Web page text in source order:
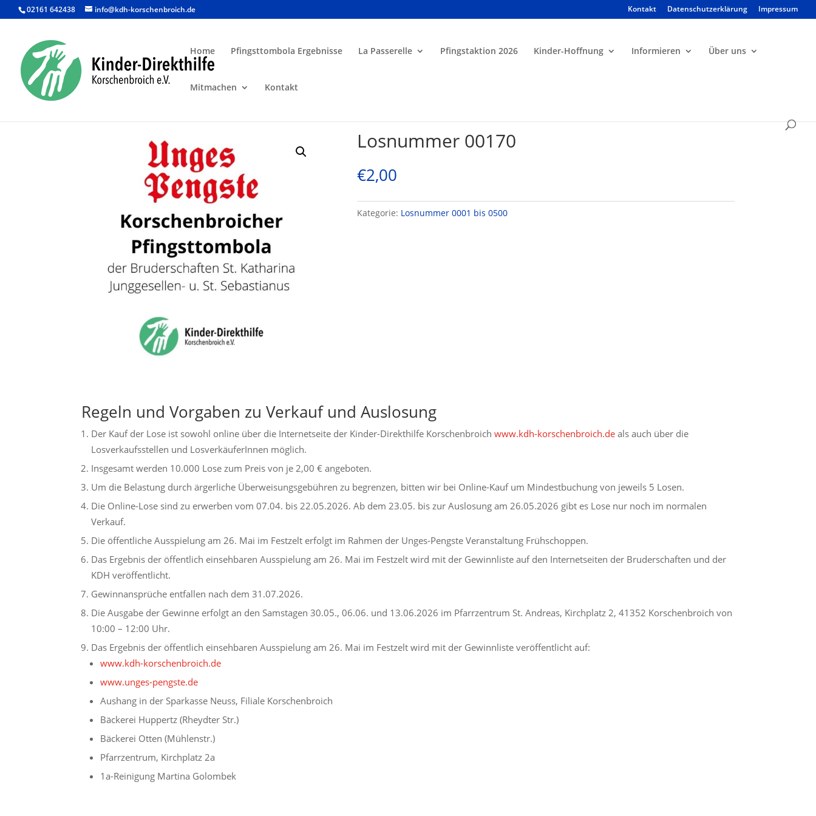
02161 642438 info@kdh-korschenbroich.de Kontakt Datenschutzerklärung Impressum
Home Pfingsttombola Ergebnisse La Passerelle Pfingstaktion 2026 Kinder-Hoffnung Informieren Über uns
Mitmachen Kontakt
Products
Losnummer 00170
€2,00
Kategorie: Losnummer 0001 bis 0500
Regeln und Vorgaben zu Verkauf und Auslosung
Der Kauf der Lose ist sowohl online über die Internetseite der Kinder-Direkthilfe Korschenbroichwww.kdh-korschenbroich.de als auch über die
Losverkaufsstellen und LosverkäuferInnen möglich.
Insgesamt werden 10.000 Lose zum Preis von je 2,00 € angeboten.
Um die Belastung durch ärgerliche Überweisungsgebühren zu begrenzen, bitten wir bei Online-Kauf um Mindestbuchung von jeweils 5 Losen.
Die Online-Lose sind zu erwerben vom 07.04. bis 22.05.2026. Ab dem 23.05. bis zur Auslosung am 26.05.2026 gibt es Lose nur noch im normalen
Verkauf.
Die öffentliche Ausspielung am 26. Mai im Festzelt erfolgt im Rahmen der Unges-Pengste Veranstaltung Frühschoppen.
Das Ergebnis der öffentlich einsehbaren Ausspielung am 26. Mai im Festzelt wird mit der Gewinnliste auf den Internetseiten der Bruderschaften und der
KDH veröffentlicht.
Gewinnansprüche entfallen nach dem 31.07.2026.
Die Ausgabe der Gewinne erfolgt an den Samstagen 30.05., 06.06. und 13.06.2026 im Pfarrzentrum St. Andreas, Kirchplatz 2, 41352 Korschenbroich von
10:00 – 12:00 Uhr.
Das Ergebnis der öffentlich einsehbaren Ausspielung am 26. Mai im Festzelt wird mit der Gewinnliste veröffentlicht auf:
www.kdh-korschenbroich.de
www.unges-pengste.de
Aushang in der Sparkasse Neuss, Filiale Korschenbroich
Bäckerei Huppertz (Rheydter Str.)
Bäckerei Otten (Mühlenstr.)
Pfarrzentrum, Kirchplatz 2a
1a-Reinigung Martina Golombek